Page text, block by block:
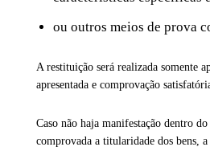
ou outros meios de prova
A restituição será realizada somente
apresentada e comprovação
Caso não haja manifestação dentro
comprovada a titularidade dos bens,